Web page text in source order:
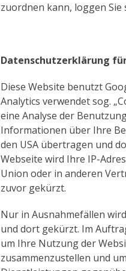
zuordnen kann, loggen
Datenschutzerklärung
Diese Website benutzt
Analytics verwendet sog.
eine Analyse der
Informationen über Ihre
den USA übertragen und
Webseite wird Ihre IP-
Union oder in anderen
zuvor gekürzt.
Nur in Ausnahmefällen
und dort gekürzt. Im
um Ihre Nutzung der
zusammenzustellen und